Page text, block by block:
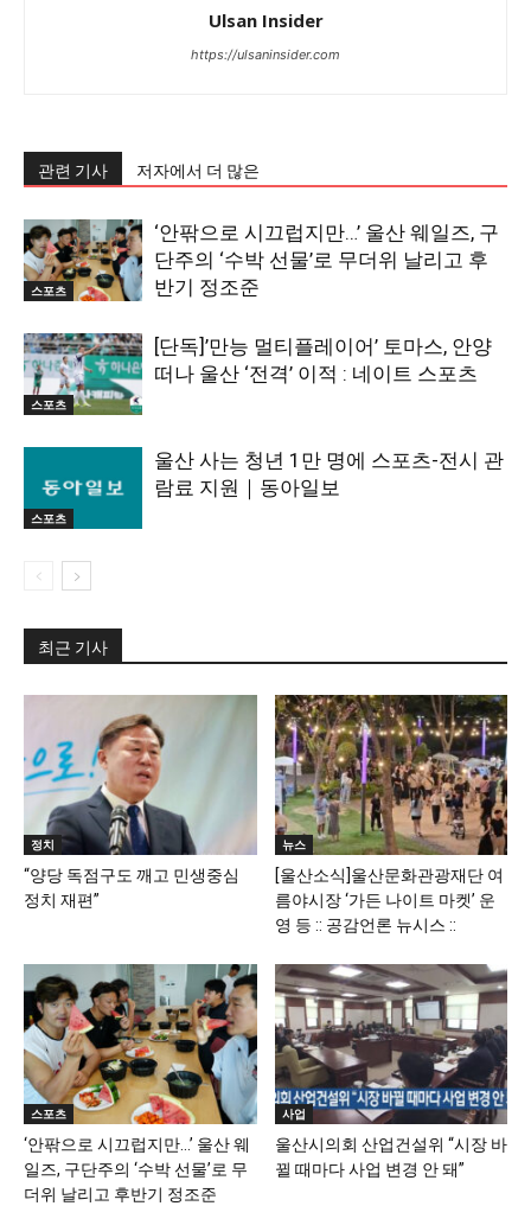
Ulsan Insider
https://ulsaninsider.com
관련 기사 저자에서 더 많은
스포츠
‘안팎으로 시끄럽지만…’ 울산 웨일즈, 구
단주의 ‘수박 선물’로 무더위 날리고 후
반기 정조준
스포츠
[단독]’만능 멀티플레이어’ 토마스, 안양
떠나 울산 ‘전격’ 이적 : 네이트 스포츠
스포츠
울산 사는 청년 1만 명에 스포츠-전시 관
람료 지원｜동아일보
최근 기사
정치
“양당 독점구도 깨고 민생중심
정치 재편”
뉴스
[울산소식]울산문화관광재단 여
름야시장 ‘가든 나이트 마켓’ 운
영 등 :: 공감언론 뉴시스 ::
스포츠
‘안팎으로 시끄럽지만…’ 울산 웨
일즈, 구단주의 ‘수박 선물’로 무
더위 날리고 후반기 정조준
사업
울산시의회 산업건설위 “시장 바
뀔 때마다 사업 변경 안 돼”